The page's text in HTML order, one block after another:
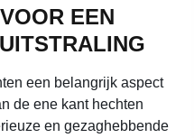
EEN
een belangrijk aspect
de ene kant hechten
en gezaghebbende